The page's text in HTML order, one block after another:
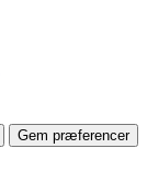
Gem præferencer